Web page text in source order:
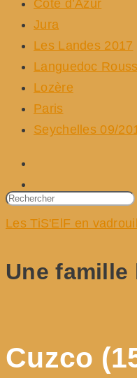
Côte d’Azur
Jura
Les Landes 2017
Languedoc
Lozère
Paris
Seychelles 09/
Les TiS'ElF en
Une famille
Cuzco